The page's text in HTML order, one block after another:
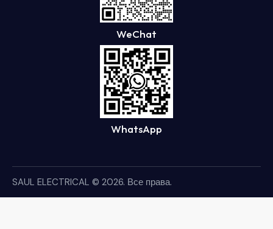
WeChat
WhatsApp
SAUL ELECTRICAL © 2026. Все права.